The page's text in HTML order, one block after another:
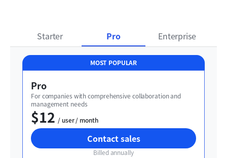
Starter Pro Enterprise
MOST POPULAR
Pro
For companies with comprehensive collaboration and
management needs
$12
  / user / month
Contact sales
Billed annually